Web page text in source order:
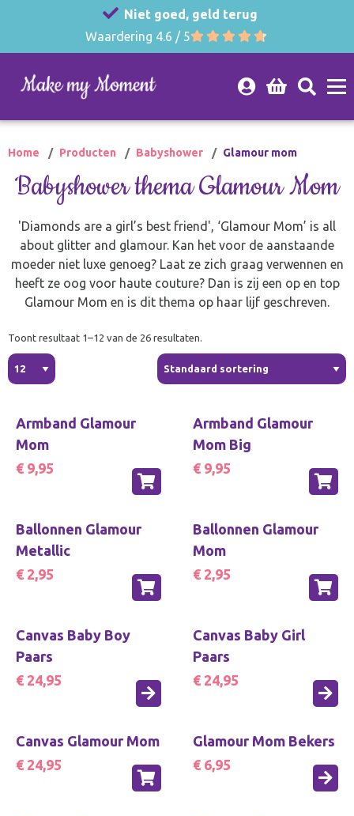
Niet goed, geld terug
Waardering 4.6 / 5
Home Producten Babyshower Glamour mom
Babyshower thema Glamour Mom
'Diamonds are a girl’s best friend', ‘Glamour Mom’ is all
about glitter and glamour. Kan het voor de aanstaande
moeder niet luxe genoeg? Laat ze zich graag verwennen en
heeft ze oog voor haute couture? Dan is zij een op en top
Glamour Mom en is dit thema op haar lijf geschreven.
Toont resultaat 1–12 van de 26 resultaten.
Armband Glamour
Mom
€ 9,95
Armband Glamour
Mom Big
€ 9,95
Ballonnen Glamour
Metallic
€ 2,95
Ballonnen Glamour
Mom
€ 2,95
Canvas Baby Boy
Paars
€ 24,95
Canvas Baby Girl
Paars
€ 24,95
Canvas Glamour Mom
€ 24,95
Glamour Mom Bekers
€ 6,95